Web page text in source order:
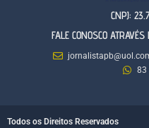
CNPJ:
FALE CONOSCO
83
Todos os Direitos Reservados